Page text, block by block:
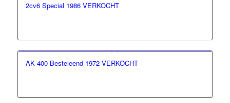
2cv6 Special 1986 VERKOCHT
AK 400 Besteleend 1972 VERKOCHT